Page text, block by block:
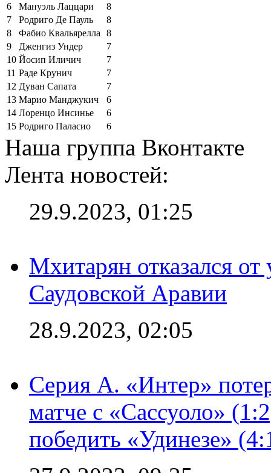
6
Мануэль Лаццари
8
7
Родриго Де Пауль
8
8
Фабио Квальярелла
8
9
Дженгиз Ундер
7
10 Йосип Иличич
7
11 Раде Крунич
7
12 Дуван Сапата
7
13 Марио Манджукич
6
14 Лоренцо Инсинье
6
15 Родриго Паласио 6
Наша группа Вконтакте
Лента новостей:
29.9.2023, 01:25
Мхитарян отказался от
Саудовской Аравии
28.9.2023, 02:05
Серия А. «Интер»
матче с «Сассуоло»
победить «Удинезе»